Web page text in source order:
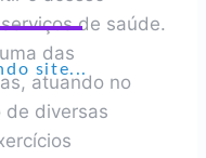
site...
de saúde.
das
atuando no
de diversas